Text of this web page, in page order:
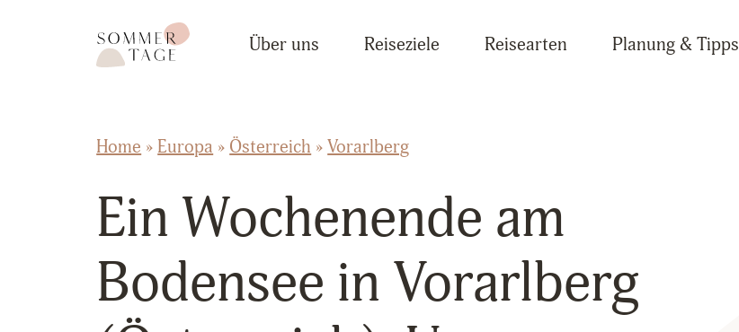
Sommertage - Der Reiseblog aus Österreich
Über uns Reiseziele Reisearten Planung & Tipps
Home » Europa » Österreich »Vorarlberg
Ein Wochenende am
Bodensee in Vorarlberg